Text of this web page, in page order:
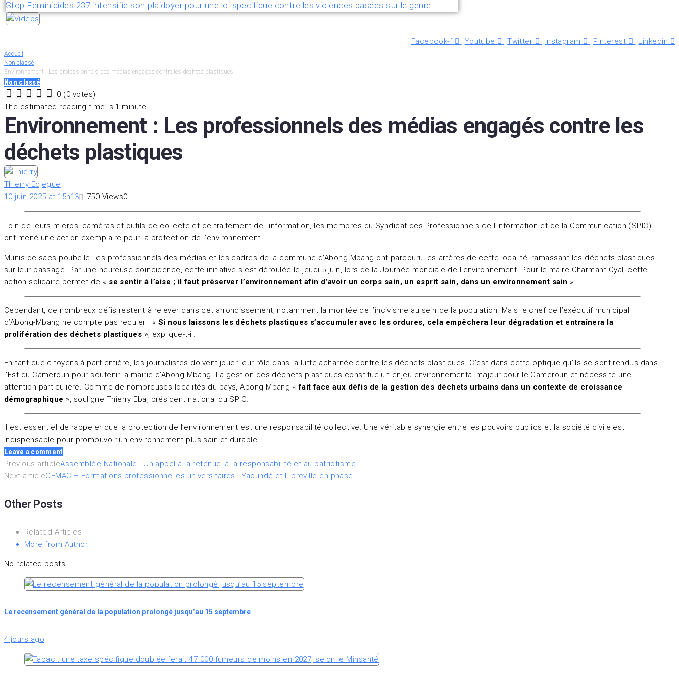
Stop Féminicides 237 intensifie son plaidoyer pour une loi specifique contre les violences basées sur le genre
Facebook-f Youtube Twitter Instagram Pinterest Linkedin
Accueil
Non classé
Environnement : Les professionnels des médias engagés contre les déchets plastiques
Non classé
5
4
3
2
1
0 (0 votes)
The estimated reading time is 1 minute
Environnement : Les professionnels des médias engagés contre les
déchets plastiques
Thierry Edjegue
10 juin 2025 at 15h13
750 Views0
Loin de leurs micros, caméras et outils de collecte et de traitement de l’information, les membres du Syndicat des Professionnels de l’Information et de la Communication (SPIC)
ont mené une action exemplaire pour la protection de l’environnement.
Munis de sacs-poubelle, les professionnels des médias et les cadres de la commune d’Abong-Mbang ont parcouru les artères de cette localité, ramassant les déchets plastiques
sur leur passage. Par une heureuse coïncidence, cette initiative s’est déroulée le jeudi 5 juin, lors de la Journée mondiale de l’environnement. Pour le maire Charmant Oyal, cette
action solidaire permet de « se sentir à l’aise ; il faut préserver l’environnement afin d’avoir un corps sain, un esprit sain, dans un environnement sain ».
Cependant, de nombreux défis restent à relever dans cet arrondissement, notamment la montée de l’incivisme au sein de la population. Mais le chef de l’exécutif municipal
d’Abong-Mbang ne compte pas reculer : «Si nous laissons les déchets plastiques s’accumuler avec les ordures, cela empêchera leur dégradation et entraînera la
prolifération des déchets plastiques », explique-t-il.
En tant que citoyens à part entière, les journalistes doivent jouer leur rôle dans la lutte acharnée contre les déchets plastiques. C’est dans cette optique qu’ils se sont rendus dans
l’Est du Cameroun pour soutenir la mairie d’Abong-Mbang. La gestion des déchets plastiques constitue un enjeu environnemental majeur pour le Cameroun et nécessite une
attention particulière. Comme de nombreuses localités du pays, Abong-Mbang «fait face aux défis de la gestion des déchets urbains dans un contexte de croissance
démographique », souligne Thierry Eba, président national du SPIC.
Il est essentiel de rappeler que la protection de l’environnement est une responsabilité collective. Une véritable synergie entre les pouvoirs publics et la société civile est
indispensable pour promouvoir un environnement plus sain et durable.
Leave a comment
Navigation
l’article
Previous articleAssemblée Nationale : Un appel à la retenue, à la responsabilité et au patriotisme
Next articleCEMAC – Formations professionnelles universitaires : Yaoundé et Libreville en phase
Other Posts
Related Articles
More from Author
No related posts.
Le recensement général de la population prolongé jusqu’au 15 septembre
4 jours ago